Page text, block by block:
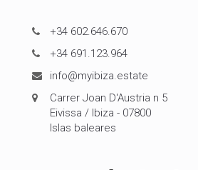
+34 602.646.670
+34 691.123.964
info@myibiza.estate
Carrer Joan D'Austria n 5
Eivissa / Ibiza - 07800
Islas baleares